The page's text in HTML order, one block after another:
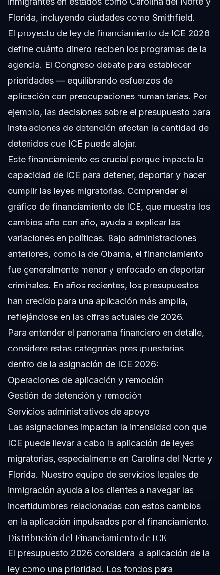
Florida, incluyendo ciudades como Smithfield.
El proyecto de ley de financiamiento de ICE 2026
define cuánto dinero reciben los programas de la
agencia. El Congreso debate para establecer
prioridades — equilibrando esfuerzos de
aplicación con preocupaciones humanitarias. Por
ejemplo, las decisiones sobre el presupuesto para
instalaciones de detención afectan la cantidad de
detenidos que ICE puede alojar.
Este financiamiento es crucial porque impacta la
capacidad de ICE para detener, deportar y hacer
cumplir las leyes migratorias. Comprender el
gráfico de financiamiento de ICE, que muestra los
cambios año con año, ayuda a explicar las
variaciones en políticas. Bajo administraciones
anteriores, como la de Obama, el financiamiento
fue generalmente menor y enfocado en deportar
criminales. En años recientes, los presupuestos
han crecido para una aplicación más amplia,
reflejándose en las cifras actuales de 2026.
Para entender el panorama financiero en detalle,
considere estas categorías presupuestarias
dentro de la asignación de ICE 2026:
Operaciones de aplicación y remoción
Gestión de detención y remoción
Servicios administrativos de apoyo
Las asignaciones impactan la intensidad con que
ICE puede llevar a cabo la aplicación de leyes
migratorias, especialmente en Carolina del Norte y
Florida. Nuestro equipo de servicios legales de
inmigración ayuda a los clientes a navegar las
incertidumbres relacionadas con estos cambios
en la aplicación impulsados por el financiamiento.
Distribución del Financiamiento de ICE
El presupuesto 2026 considera la aplicación de la
ley como una prioridad. Los fondos para